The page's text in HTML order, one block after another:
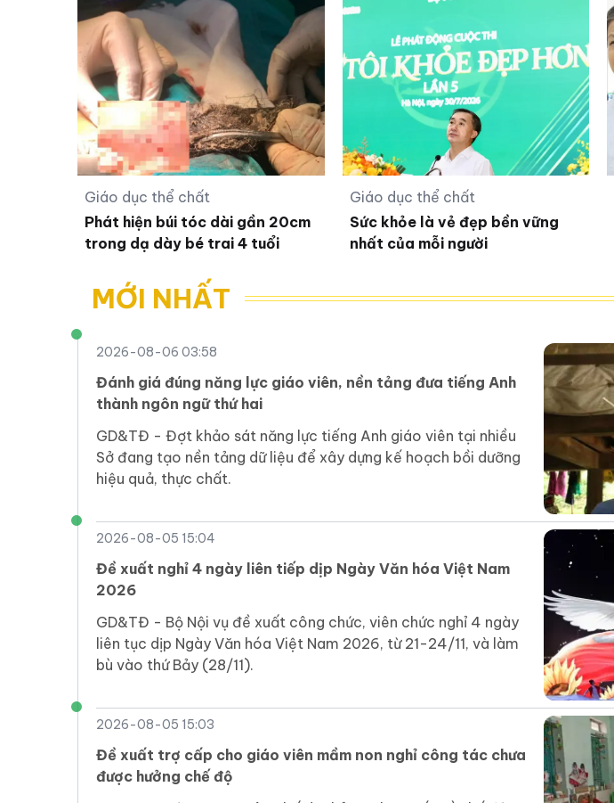
Giáo dục thể chất
Phát hiện búi tóc dài gần 20cm
trong dạ dày bé trai 4 tuổi
Giáo dục thể chất
Sức khỏe là vẻ đẹp bền vững
nhất của mỗi người
MỚI NHẤT
2026-08-06 03:58
Đánh giá đúng năng lực giáo viên, nền tảng đưa tiếng Anh
thành ngôn ngữ thứ hai
GD&TĐ - Đợt khảo sát năng lực tiếng Anh giáo viên tại nhiều
Sở đang tạo nền tảng dữ liệu để xây dựng kế hoạch bồi dưỡng
hiệu quả, thực chất.
2026-08-05 15:04
Đề xuất nghỉ 4 ngày liên tiếp dịp Ngày Văn hóa Việt Nam
2026
GD&TĐ - Bộ Nội vụ đề xuất công chức, viên chức nghỉ 4 ngày
liên tục dịp Ngày Văn hóa Việt Nam 2026, từ 21-24/11, và làm
bù vào thứ Bảy (28/11).
2026-08-05 15:03
Đề xuất trợ cấp cho giáo viên mầm non nghỉ công tác chưa
được hưởng chế độ